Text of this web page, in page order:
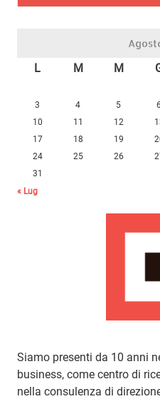
L M M
3
4 5 6
10
11 12
17
18 19
24
25 26
31
« Lug
Siamo presenti da 10 anni
business, come centro di
nella consulenza di